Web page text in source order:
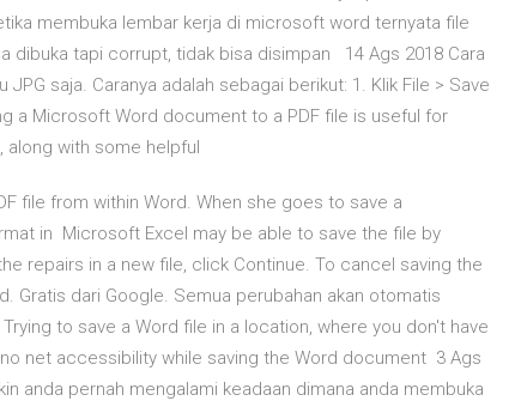
membuka lembar kerja di microsoft word ternyata file
dibuka tapi corrupt, tidak bisa disimpan 14 Ags 2018 Cara
saja. Caranya adalah sebagai berikut: 1. Klik File > Save
a Microsoft Word document to a PDF file is useful for
along with some helpful
file from within Word. When she goes to save a
in Microsoft Excel may be able to save the file by
repairs in a new file, click Continue. To cancel saving the
Gratis dari Google. Semua perubahan akan otomatis
to save a Word file in a location, where you don't have
net accessibility while saving the Word document 3 Ags
anda pernah mengalami keadaan dimana anda membuka